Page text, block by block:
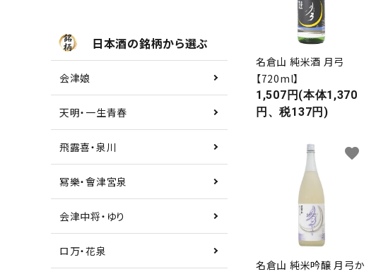
お酒の種類から選ぶ
コンテンツ
新入荷情報
お知らせ
名倉山 純米酒 月弓
【720ml】
1,507円(本体1,370
円、税137円)
名倉山 純米吟醸 月弓か
favorite
日本酒の銘柄から選ぶ
会津娘
天明・一生青春
飛露喜・泉川
冩樂・會津宮泉
会津中将・ゆり
ロ万・花泉